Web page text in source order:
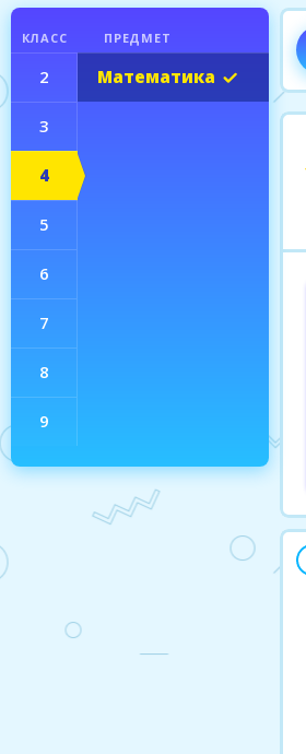
КЛАСС ПРЕДМЕТ
2
3
4
Математика
5
6
7
8
9